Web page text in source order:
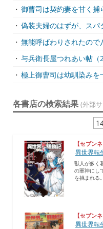
・ 御曹司は契約妻を甘く捕
・ 偽装夫婦のはずが、ス
・ 無能呼ばわりされたので
・ 与兵衛長屋つれあい帖（2
・ 極上御曹司は幼馴染み
各書店の検索結果 (外部
【セブン
異世界
獣人が多く
の軍神にし
を挑まれる
【セブン
異世界